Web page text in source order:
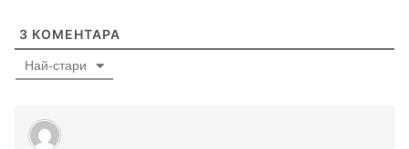
3 КОМЕНТАРА
Най-стари